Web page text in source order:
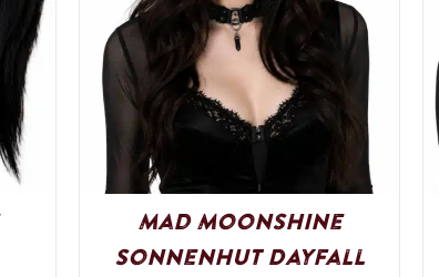
Mad Moonshine
Sonnenhut Dayfall